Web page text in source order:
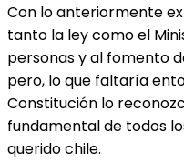
Con lo anteriormente
tanto la ley como el
personas y al fomento
pero, lo que faltaría
Constitución lo
fundamental de todos
querido chile.